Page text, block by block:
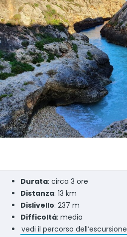
Durata: circa 3 ore
Distanza: 13 km
Dislivello: 237 m
Difficoltà: media
vedi il percorso dell’escursione